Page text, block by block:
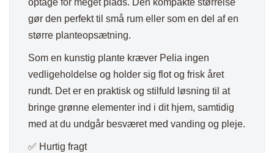
gør den perfekt til små rum eller som en del af en
større planteopsætning.
Som en kunstig plante kræver Pelia ingen
vedligeholdelse og holder sig flot og frisk året
rundt. Det er en praktisk og stilfuld løsning til at
bringe grønne elementer ind i dit hjem, samtidig
med at du undgår besværet med vanding og pleje.
✅ Hurtig fragt